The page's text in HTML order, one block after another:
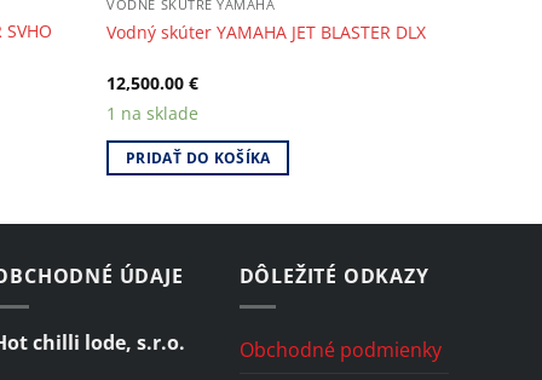
VODNÉ SKÚTRE YAMAHA
Vodný skúter YAMAHA JET BLASTER DLX
12,500.00€
1 na sklade
PRIDAŤ DO KOŠÍKA
ÚDAJE
chilli lode, s.r.o.
DÔLEŽITÉ ODKAZY
Obchodné podmienky